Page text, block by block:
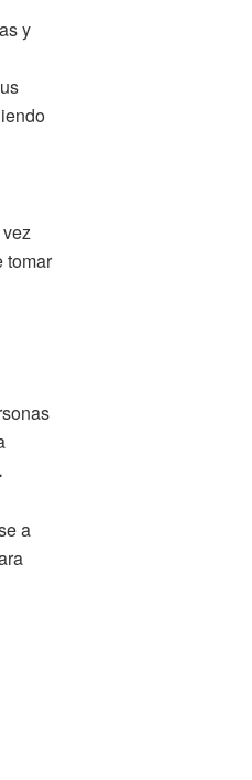
y
tomar
a